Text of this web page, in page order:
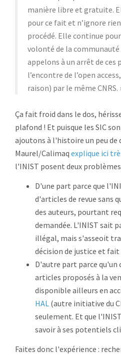
manière libre et gratuite.
pour ce fait et n’ignore
procédé. Elle continue
volonté de la communauté
appelons à un arrêt de ces
l’encontre de l’open
raison) par le même CNRS.
Ça fait froid dans le dos,
plafond ! Et puisque les SIC
ajoutons à l'histoire un peu de
Maurel/Calimaq explique ici
l'INIST posent deux problèmes
D'une part parce que
d'articles de revue sans
des auteurs, pourtant
demandée. L'INIST sait
illégal, mais s'asseoit
décision de justice et
D'autre part parce qu'un
articles proposés à la
disponible ailleurs en
HAL (autre initiative du
seulement. Et que
savoir à ses potentiels
Faites donc l'expérience :